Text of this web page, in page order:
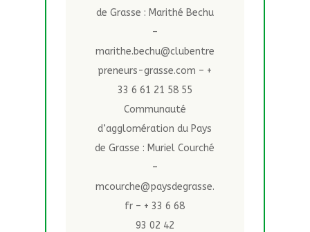
de Grasse : Marithé Bechu
–
marithe.bechu@clubentre
preneurs-grasse.com – +
33 6 61 21 58 55
Communauté
d’agglomération du Pays
de Grasse : Muriel Courché
–
mcourche@paysdegrasse.
fr – + 33 6 68
93 02 42